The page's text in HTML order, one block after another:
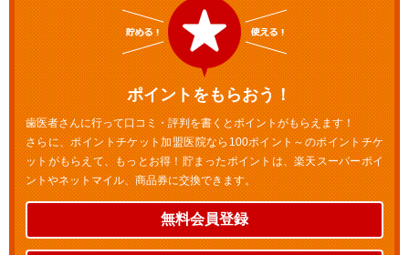
ポイントをもらおう！
歯医者さんに行って口コミ・評判を書くとポイントがもらえます！
さらに、ポイントチケット加盟医院なら100ポイント～のポイントチケ
ットがもらえて、もっとお得！貯まったポイントは、楽天スーパーポイ
ントやネットマイル、商品券に交換できます。
無料会員登録